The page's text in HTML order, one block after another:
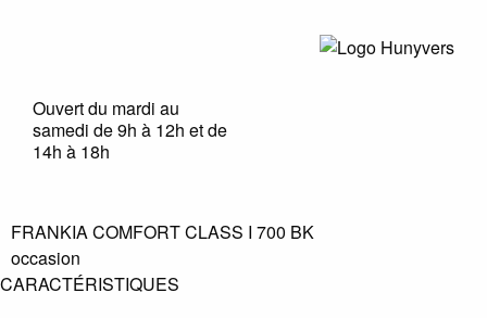
Ouvert du mardi au
samedi de 9h à 12h et de
14h à 18h
FRANKIA COMFORT CLASS I 700 BK
occasion
CARACTÉRISTIQUES